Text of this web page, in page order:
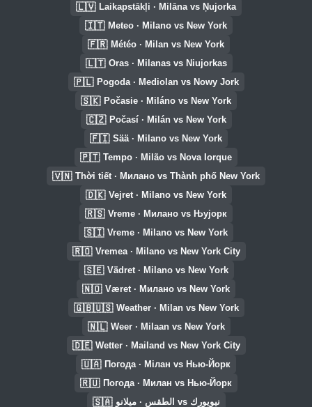
🇱🇻 Laikapstākļi · Milāna vs Ņujorka
🇮🇹 Meteo · Milano vs New York
🇫🇷 Météo · Milan vs New York
🇱🇹 Oras · Milanas vs Niujorkas
🇵🇱 Pogoda · Mediolan vs Nowy Jork
🇸🇰 Počasie · Miláno vs New York
🇨🇿 Počasí · Milán vs New York
🇫🇮 Sää · Milano vs New York
🇵🇹 Tempo · Milão vs Nova Iorque
🇻🇳 Thời tiết · Милано vs Thành phố New York
🇩🇰 Vejret · Milano vs New York
🇷🇸 Vreme · Милано vs Њујорк
🇸🇮 Vreme · Milano vs New York
🇷🇴 Vremea · Milano vs New York City
🇸🇪 Vädret · Milano vs New York
🇳🇴 Været · Милано vs New York
🇬🇧🇺🇸 Weather · Milan vs New York
🇳🇱 Weer · Milaan vs New York
🇩🇪 Wetter · Mailand vs New York City
🇺🇦 Погода · Мілан vs Нью-Йорк
🇷🇺 Погода · Милан vs Нью-Йорк
🇸🇦 الطقس · ميلانو vs نيويورك